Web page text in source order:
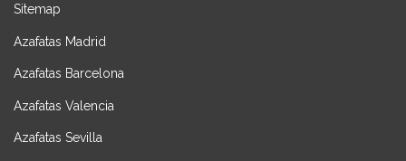
Sitemap
Azafatas Madrid
Azafatas Barcelona
Azafatas Valencia
Azafatas Sevilla